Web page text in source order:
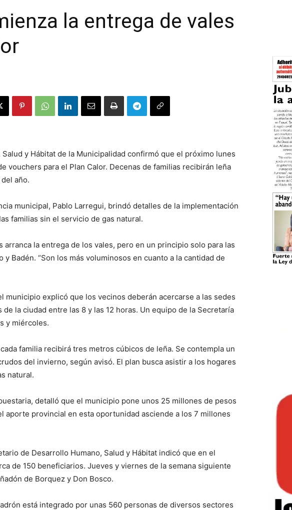
la entrega de vales
y Hábitat de la Municipalidad confirmó que el próximo lunes
vouchers para el Plan Calor. Decenas de familias recibirán leña
año.
municipal, Pablo Larregui, brindó detalles de la implementación
familias sin el servicio de gas natural.
la entrega de los vales, pero en un principio solo para las
Badén. “Son los más voluminosos en cuanto a la cantidad de
municipio explicó que los vecinos deberán acercarse a las sedes
la ciudad entre las 8 y las 12 horas. Un equipo de la Secretaría
y miércoles.
familia recibirá tres metros cúbicos de leña. Se contempla un
del invierno, según avisó. El plan busca asistir a los hogares
natural.
detalló que el municipio pone unos 25 millones de pesos
aporte provincial en esta oportunidad asciende a los 7 millones
de Desarrollo Humano, Salud y Hábitat indicó que en el
de 150 beneficiarios. Jueves y viernes de la semana siguiente
de Borquez y Don Bosco.
está integrado por unas 560 personas de diversos sectores